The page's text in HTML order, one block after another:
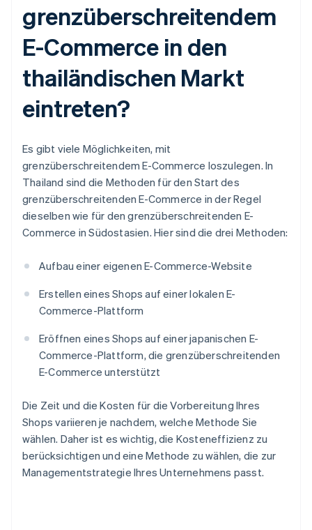
grenzüberschreitendem
E-Commerce in den
thailändischen Markt
eintreten?
Es gibt viele Möglichkeiten, mit
grenzüberschreitendem E-Commerce loszulegen. In
Thailand sind die Methoden für den Start des
grenzüberschreitenden E-Commerce in der Regel
dieselben wie für den grenzüberschreitenden E-
Commerce in Südostasien. Hier sind die drei Methoden:
Aufbau einer eigenen E-Commerce-Website
Erstellen eines Shops auf einer lokalen E-
Commerce-Plattform
Eröffnen eines Shops auf einer japanischen E-
Commerce-Plattform, die grenzüberschreitenden
E-Commerce unterstützt
Die Zeit und die Kosten für die Vorbereitung Ihres
Shops variieren je nachdem, welche Methode Sie
wählen. Daher ist es wichtig, die Kosteneffizienz zu
berücksichtigen und eine Methode zu wählen, die zur
Managementstrategie Ihres Unternehmens passt.